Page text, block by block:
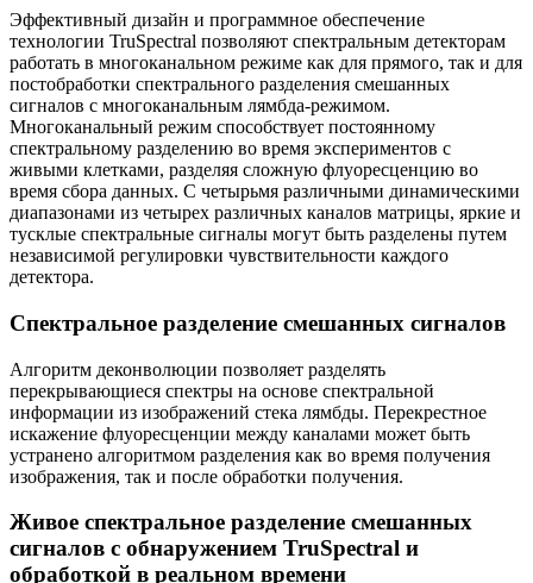
Эффективный дизайн и программное обеспечение
технологии TruSpectral позволяют спектральным детекторам
работать в многоканальном режиме как для прямого, так и для
постобработки спектрального разделения смешанных
сигналов с многоканальным лямбда-режимом.
Многоканальный режим способствует постоянному
спектральному разделению во время экспериментов с
живыми клетками, разделяя сложную флуоресценцию во
время сбора данных. С четырьмя различными динамическими
диапазонами из четырех различных каналов матрицы, яркие и
тусклые спектральные сигналы могут быть разделены путем
независимой регулировки чувствительности каждого
детектора.
Спектральное разделение смешанных сигналов
Алгоритм деконволюции позволяет разделять
перекрывающиеся спектры на основе спектральной
информации из изображений стека лямбды. Перекрестное
искажение флуоресценции между каналами может быть
устранено алгоритмом разделения как во время получения
изображения, так и после обработки получения.
Живое спектральное разделение смешанных
сигналов с обнаружением TruSpectral и
обработкой в ​​реальном времени